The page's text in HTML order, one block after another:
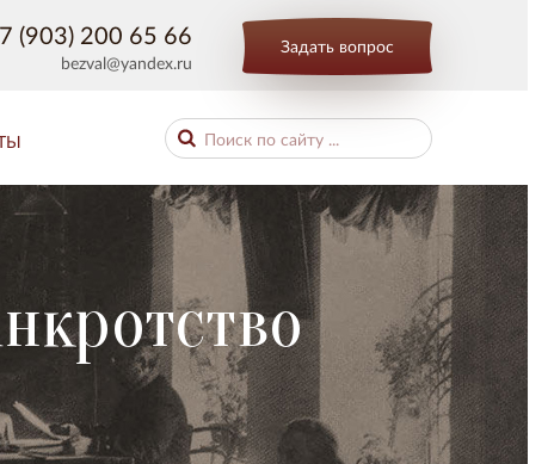
(903) 200 65 66
bezval@yandex.ru
Задать вопрос